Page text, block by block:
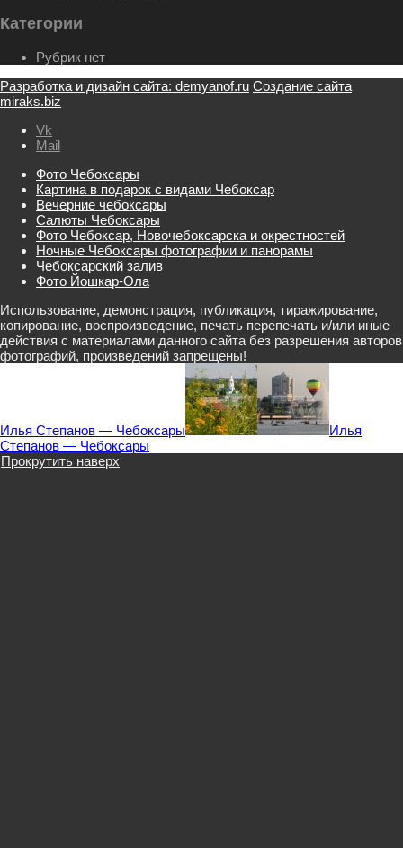
Категории
Рубрик нет
Разработка и дизайн сайта: demyanof.ru Создание сайта
miraks.biz
Vk
Mail
Фото Чебоксары
Картина в подарок с видами Чебоксар
Вечерние чебоксары
Салюты Чебоксары
Фото Чебоксар, Новочебоксарска и окрестностей
Ночные Чебоксары фотографии и панорамы
Чебоксарский залив
Фото Йошкар-Ола
Использование, демонстрация, публикация, тиражирование,
копирование, воспроизведение, печать перепечать и/или иные
действия с материалами данного сайта без разрешения авторов
фотографий, произведений запрещены!
Илья Степанов — Чебоксары
Илья
Степанов — Чебоксары
Прокрутить наверх